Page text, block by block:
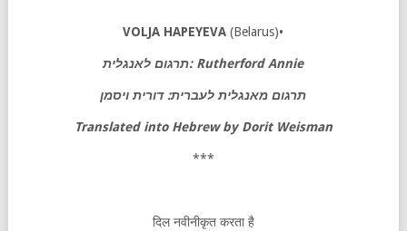
VOLJA HAPEYEVA(Belarus)•
תרגום לאנגלית: Rutherford Annie
תרגום מאנגלית לעברית: דורית ויסמן
Translated into Hebrew by Dorit Weisman
***
दिल नवीनीकृत करता है